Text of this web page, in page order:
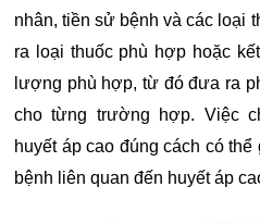
nhân, tiền sử bệnh và các loại
ra loại thuốc phù hợp hoặc
lượng phù hợp, từ đó đưa ra
cho từng trường hợp. Việc
huyết áp cao đúng cách có
bệnh liên quan đến huyết áp